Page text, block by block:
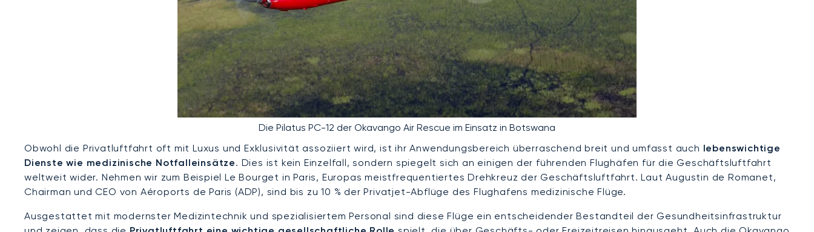
Die Pilatus PC-12 der Okavango Air Rescue im Einsatz in Botswana
Obwohl die Privatluftfahrt oft mit Luxus und Exklusivität assoziiert wird, ist ihr Anwendungsbereich überraschend breit und umfasst auch lebenswichtige
Dienste wie medizinische Notfalleinsätze. Dies ist kein Einzelfall, sondern spiegelt sich an einigen der führenden Flughäfen für die Geschäftsluftfahrt
weltweit wider. Nehmen wir zum Beispiel Le Bourget in Paris, Europas meistfrequentiertes Drehkreuz der Geschäftsluftfahrt. Laut Augustin de Romanet,
Chairman und CEO von Aéroports de Paris (ADP), sind bis zu 10 % der Privatjet-Abflüge des Flughafens medizinische Flüge.
Ausgestattet mit modernster Medizintechnik und spezialisiertem Personal sind diese Flüge ein entscheidender Bestandteil der Gesundheitsinfrastruktur